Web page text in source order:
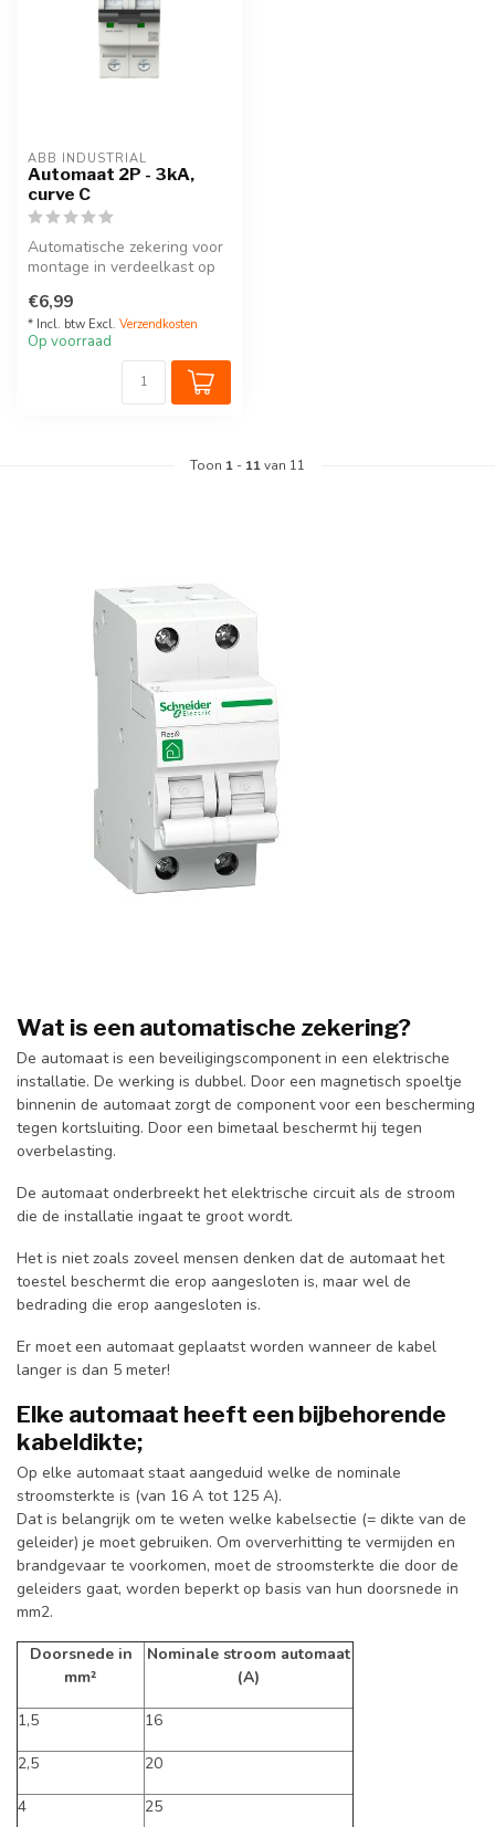
ABB INDUSTRIAL
Automaat 2P - 3kA,
curve C
Automatische zekering voor
montage in verdeelkast op
Keuze uit all...
€6,99
* Incl. btw Excl. Verzendkosten
Op voorraad
Toon 1 - 11van 11
Wat is een automatische zekering?
De automaat is een beveiligingscomponent in een elektrische
installatie. De werking is dubbel. Door een magnetisch spoeltje
binnenin de automaat zorgt de component voor een bescherming
tegen kortsluiting. Door een bimetaal beschermt hij tegen
overbelasting.
De automaat onderbreekt het elektrische circuit als de stroom
die de installatie ingaat te groot wordt.
Het is niet zoals zoveel mensen denken dat de automaat het
toestel beschermt die erop aangesloten is, maar wel de
bedrading die erop aangesloten is.
Er moet een automaat geplaatst worden wanneer de kabel
langer is dan 5 meter!
Elke automaat heeft een bijbehorende
kabeldikte;
Op elke automaat staat aangeduid welke de nominale
stroomsterkte is (van 16 A tot 125 A).
Dat is belangrijk om te weten welke kabelsectie (= dikte van de
geleider) je moet gebruiken. Om oververhitting te vermijden en
brandgevaar te voorkomen, moet de stroomsterkte die door de
geleiders gaat, worden beperkt op basis van hun doorsnede in
mm2.
Doorsnede in
mm²
Nominale stroom automaat
(A)
1,5 16
2,5 20
4 25